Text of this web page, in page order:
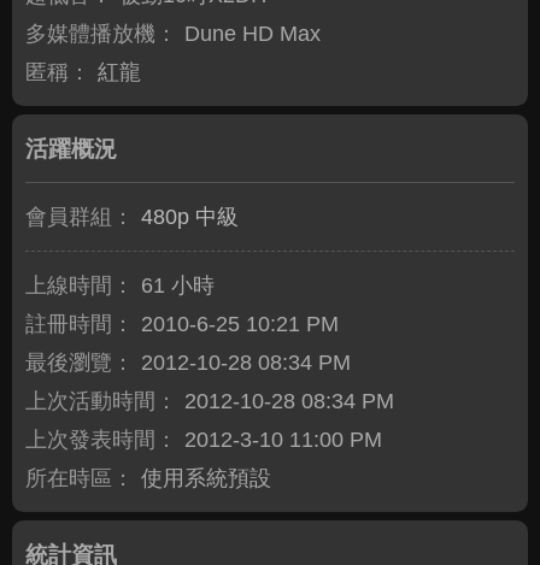
多媒體播放機：
Dune HD Max
匿稱：
紅龍
活躍概況
會員群組： 480p 中級
上線時間：
61 小時
註冊時間：
2010-6-25 10:21 PM
最後瀏覽：
2012-10-28 08:34 PM
上次活動時間：
2012-10-28 08:34 PM
上次發表時間：
2012-3-10 11:00 PM
所在時區：
使用系統預設
統計資訊